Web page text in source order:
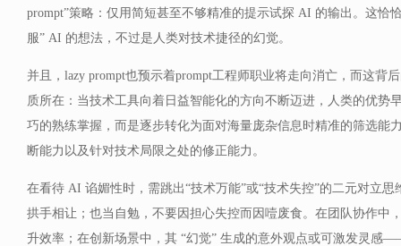
prompt”策略：仅用简短甚至不够精准的提示试探 AI 的输出。这恰
服” AI 的想法，不过是人类对技术捷径的幻觉。
并且，lazy prompt也预示着prompt工程师职业将走向消亡，而这背
质所在：当技术工具向着日益智能化的方向不断迈进，人类的优势
巧的熟练掌握，而是逐步转化为面对海量庞杂信息时精准的筛选能
断能力以及针对技术局限之处的修正能力。
在看待 AI 谄媚性时，需跳出“技术万能”或“技术失控”的二元对立
拱手相让；也当自勉，不要因担心失控而因噎废食。在团队协作中
升效率；在创新场景中，其 “幻觉” 生成的意外观点或可激发灵感